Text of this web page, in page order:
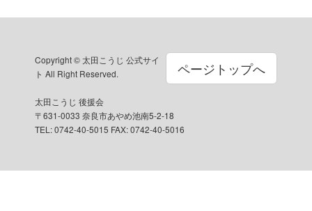
ー
ページトップへ
Copyright © 太田こうじ 公式サイ
ト All Right Reserved.
太田こうじ 後援会
〒631-0033 奈良市あやめ池南5-2-18
TEL: 0742-40-5015 FAX: 0742-40-5016